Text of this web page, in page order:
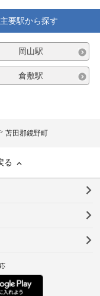
要駅から探す
岡山駅
倉敷駅
苫田郡鏡野町
る